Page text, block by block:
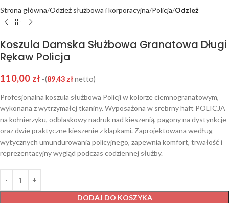
Strona główna Odzież służbowa i korporacyjna Policja Odzież
Koszula Damska Służbowa Granatowa Długi
Rękaw Policja
110,00 zł -(89,43 złnetto)
Profesjonalna koszula służbowa Policji w kolorze ciemnogranatowym,
wykonana z wytrzymałej tkaniny. Wyposażona w srebrny haft POLICJA
na kołnierzyku, odblaskowy nadruk nad kieszenią, pagony na dystynkcje
oraz dwie praktyczne kieszenie z klapkami. Zaprojektowana według
wytycznych umundurowania policyjnego, zapewnia komfort, trwałość i
reprezentacyjny wygląd podczas codziennej służby.
DODAJ DO KOSZYKA